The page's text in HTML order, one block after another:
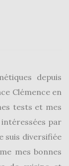
depuis
Clémence en
tests et mes
par
suis diversifiée
mes bonnes